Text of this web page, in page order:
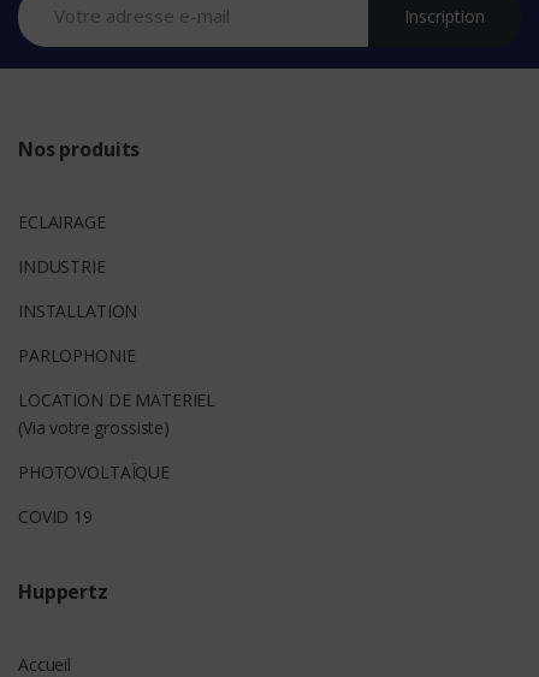
Inscription
Nos produits
ECLAIRAGE
INDUSTRIE
INSTALLATION
PARLOPHONIE
LOCATION DE MATERIEL
(Via votre grossiste)
PHOTOVOLTAÏQUE
COVID 19
Huppertz
Accueil